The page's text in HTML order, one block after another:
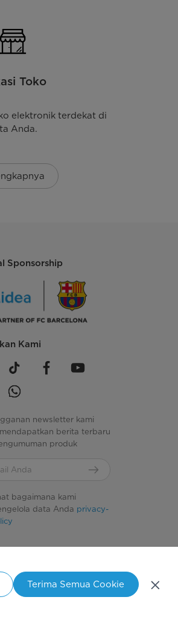
menemani aktivitas
Toko
elektronik terdekat di
Anda.
Sponsorship
Kami
newsletter kami
berita terbaru
produk
bagaimana kami
data Anda privacy-
Terima Semua Cookie